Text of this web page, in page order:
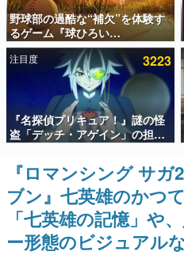
アプリセール情報
インタビュー
連載・特集一覧
殿堂入り記事
SNS拡散数が数千以
ど。多くの人々に読ま
事をまとめました。
ゲームの企画書
名作ゲームクリエイ
聞きし、ヒットする
きます。
赫本
この物語を解いてはい
野球部の過酷な“補欠”を体験す
るゲーム『球ひろい
Simulator』が「1件」のウィッ
シュリストをもとにチェコ語に
対応しSNSで話題に。『キング
ダム・カム』開発元やチェコの
プロ野球選手から称賛の声
注目度 3223
『名探偵プリキュア！』謎の怪
盗「デッチ・アゲイン」の担当
キャストは天﨑滉平さんと判
明。『Re:ゼロから始める異世
界生活』オットー役、『ヒプノ
シスマイク』山田三郎役など
『ロマンシング サ
ブン』七英雄のかつ
「七英雄の記憶」や
ー形態のビジュアル